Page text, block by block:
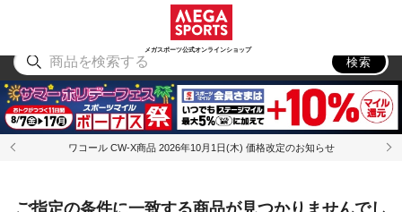
メガスポーツ公式オンラインショップ
アウトドア
検索
ワコール CW-X商品 2026年10月1日(木) 価格改定のお知らせ
ご指定の条件に一致する商品が見つかりませんでし